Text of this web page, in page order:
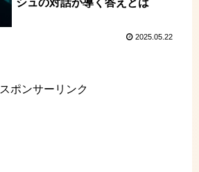
シュの対話が導く答えとは
2025.05.22
スポンサーリンク